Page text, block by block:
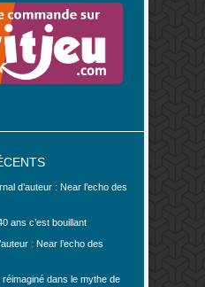
d’auteur : Near l’echo des
ans c’est bouillant
: Near l’echo des
réimaginé dans le mythe de